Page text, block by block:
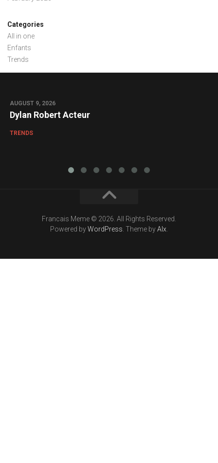
Categories
All in one
Enfants
Trends
AUGUST 9, 2026
Dylan Robert Acteur
TRENDS
Francais Meme © 2026. All Rights Reserved.
Powered byWordPress . Theme byAlx